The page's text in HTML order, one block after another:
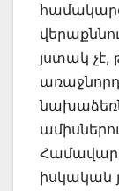
յստակ չէ,
իսկական